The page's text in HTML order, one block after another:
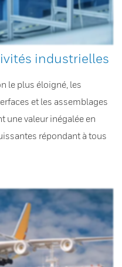
industrielles
le plus éloigné, les
et les assemblages
une valeur inégalée en
répondant à tous